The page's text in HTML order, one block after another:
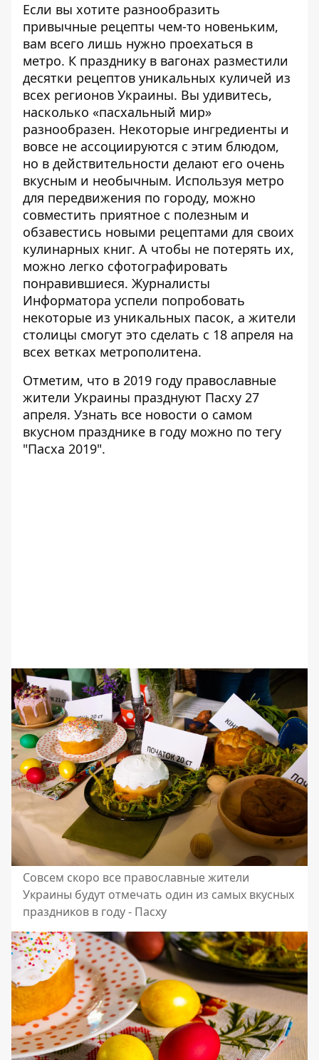
Если вы хотите разнообразить
привычные рецепты чем-то новеньким,
вам всего лишь нужно проехаться в
метро. К празднику в вагонах разместили
десятки рецептов уникальных куличей из
всех регионов Украины. Вы удивитесь,
насколько «пасхальный мир»
разнообразен. Некоторые ингредиенты и
вовсе не ассоциируются с этим блюдом,
но в действительности делают его очень
вкусным и необычным. Используя метро
для передвижения по городу, можно
совместить приятное с полезным и
обзавестись новыми рецептами для своих
кулинарных книг. А чтобы не потерять их,
можно легко сфотографировать
понравившиеся. Журналисты
Информатора успели попробовать
некоторые из уникальных пасок, а жители
столицы смогут это сделать с 18 апреля на
всех ветках метрополитена.
Отметим, что в 2019 году православные
жители Украины празднуют Пасху 27
апреля. Узнать все новости о самом
вкусном празднике в году можно по тегу
"Пасха 2019".
Совсем скоро все православные жители
Украины будут отмечать один из самых вкусных
праздников в году - Пасху